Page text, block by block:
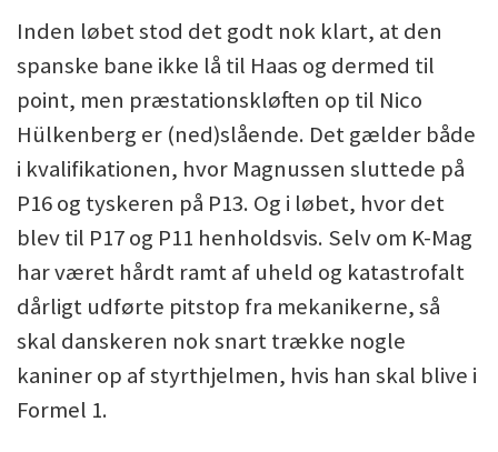
Inden løbet stod det godt nok klart, at den
spanske bane ikke lå til Haas og dermed til
point, men præstationskløften op til Nico
Hülkenberg er (ned)slående. Det gælder både
i kvalifikationen, hvor Magnussen sluttede på
P16 og tyskeren på P13. Og i løbet, hvor det
blev til P17 og P11 henholdsvis. Selv om K-Mag
har været hårdt ramt af uheld og katastrofalt
dårligt udførte pitstop fra mekanikerne, så
skal danskeren nok snart trække nogle
kaniner op af styrthjelmen, hvis han skal blive i
Formel 1.